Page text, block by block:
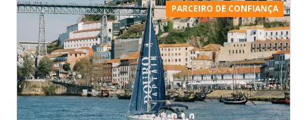
PARCEIRO DE CONFIANÇA